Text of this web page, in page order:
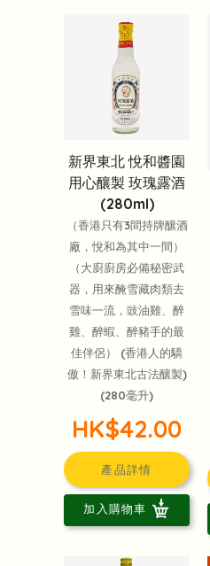
新界東北 悅和醬園
用心釀製 玫瑰露酒
(280ml)
（香港只有3間持牌釀酒
廠，悅和為其中一間）
（大廚廚房必備秘密武
器，用來醃雪藏肉類去
雪味一流，豉油雞、醉
雞、醉蝦、醉豬手的最
佳伴侶） (香港人的驕
傲！新界東北古法釀製)
(280毫升)
HK$42.00
產品詳情
加入購物車